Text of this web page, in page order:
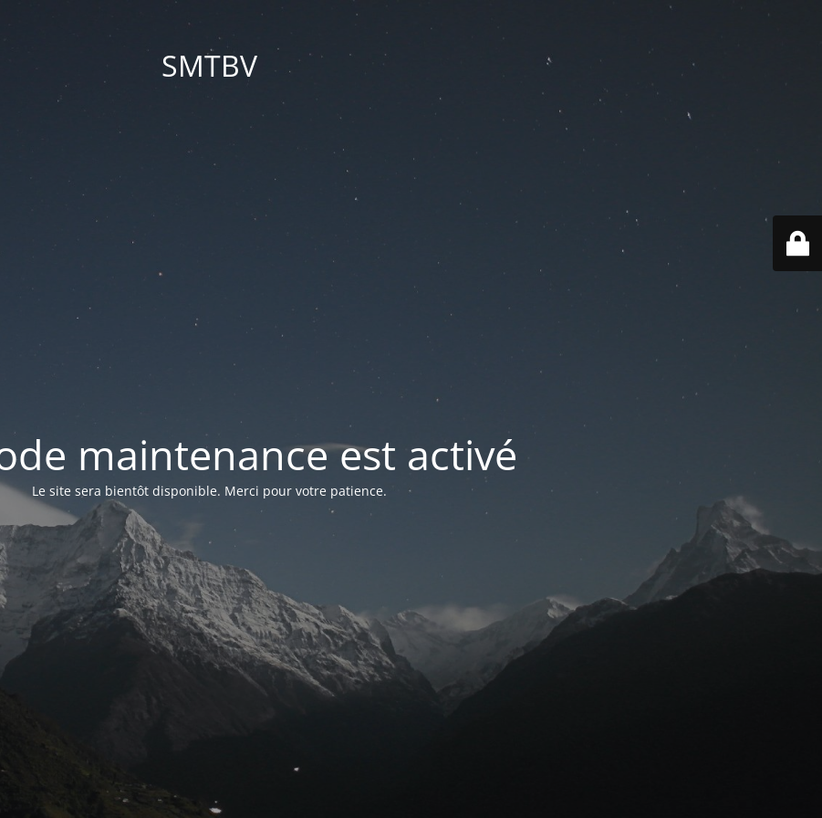
SMTBV
maintenance est activé
Le site sera bientôt disponible. Merci pour votre patience.